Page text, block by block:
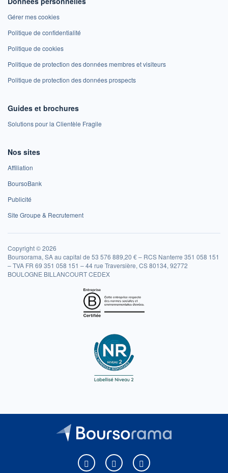
Gérer mes cookies
Politique de confidentialité
Politique de cookies
Politique de protection des données membres et visiteurs
Politique de protection des données prospects
Guides et brochures
Solutions pour la Clientèle Fragile
Nos sites
Affiliation
BoursoBank
Publicité
Site Groupe & Recrutement
Copyright © 2026
Boursorama, SA au capital de 53 576 889,20 € – RCS Nanterre 351 058 151
– TVA FR 69 351 058 151 – 44 rue Traversière, CS 80134, 92772
BOULOGNE BILLANCOURT CEDEX
Boursorama sur Facebook
Boursorama sur XBoursorama sur